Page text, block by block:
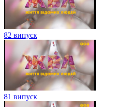
82 випуск
81 випуск